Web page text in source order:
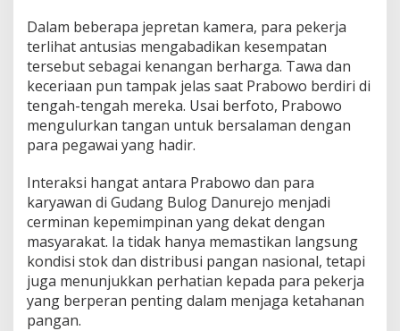
Dalam beberapa jepretan kamera, para pekerja
terlihat antusias mengabadikan kesempatan
tersebut sebagai kenangan berharga. Tawa dan
keceriaan pun tampak jelas saat Prabowo berdiri di
tengah-tengah mereka. Usai berfoto, Prabowo
mengulurkan tangan untuk bersalaman dengan
para pegawai yang hadir.
Interaksi hangat antara Prabowo dan para
karyawan di Gudang Bulog Danurejo menjadi
cerminan kepemimpinan yang dekat dengan
masyarakat. Ia tidak hanya memastikan langsung
kondisi stok dan distribusi pangan nasional, tetapi
juga menunjukkan perhatian kepada para pekerja
yang berperan penting dalam menjaga ketahanan
pangan.